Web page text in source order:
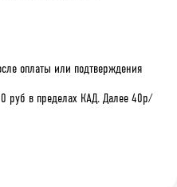
оплаты или подтверждения
руб в пределах КАД. Далее 40р/